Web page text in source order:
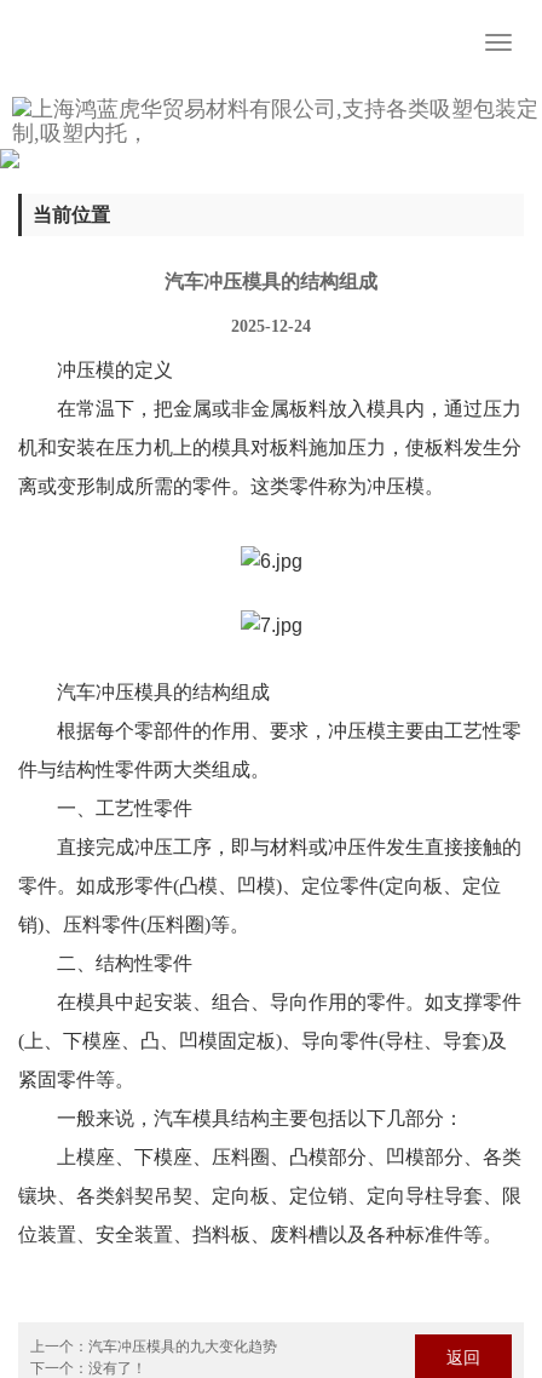
当前位置
汽车冲压模具的结构组成
2025-12-24
冲压模的定义
在常温下，把金属或非金属板料放入模具内，通过压力
机和安装在压力机上的模具对板料施加压力，使板料发生分
离或变形制成所需的零件。这类零件称为冲压模。
汽车冲压模具的结构组成
根据每个零部件的作用、要求，冲压模主要由工艺性零
件与结构性零件两大类组成。
一、工艺性零件
直接完成冲压工序，即与材料或冲压件发生直接接触的
零件。如成形零件(凸模、凹模)、定位零件(定向板、定位
销)、压料零件(压料圈)等。
二、结构性零件
在模具中起安装、组合、导向作用的零件。如支撑零件
(上、下模座、凸、凹模固定板)、导向零件(导柱、导套)及
紧固零件等。
一般来说，汽车模具结构主要包括以下几部分：
上模座、下模座、压料圈、凸模部分、凹模部分、各类
镶块、各类斜契吊契、定向板、定位销、定向导柱导套、限
位装置、安全装置、挡料板、废料槽以及各种标准件等。
上一个： 汽车冲压模具的九大变化趋势
下一个：没有了！
返回